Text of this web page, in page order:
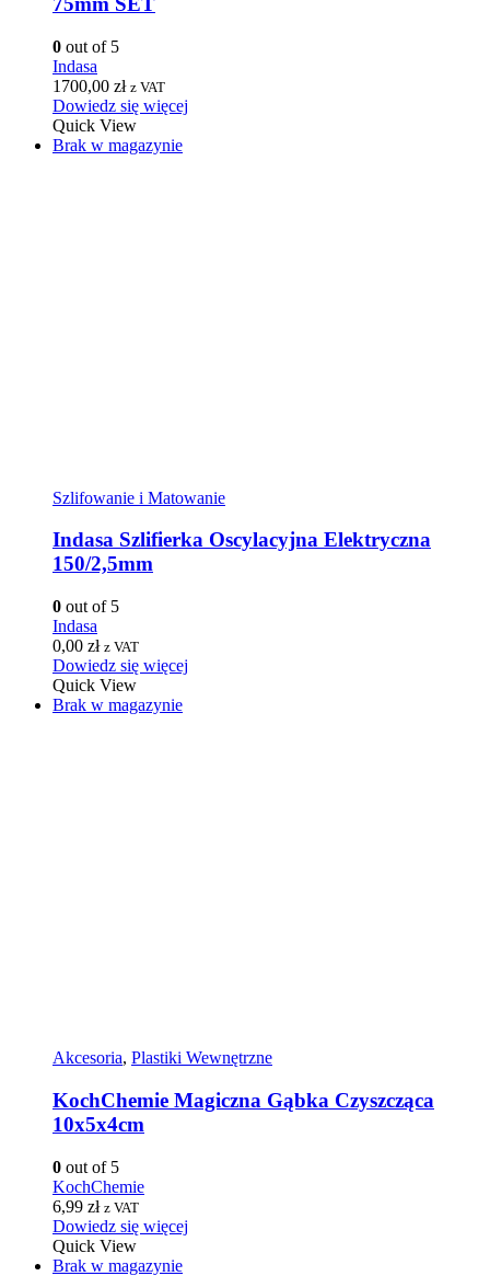
0 out of 5
Indasa
1700,00 zł z VAT
Dowiedz się więcej
Quick View
Brak w magazynie
Szlifowanie i Matowanie
Indasa Szlifierka Oscylacyjna Elektryczna
150/2,5mm
0 out of 5
Indasa
0,00 zł z VAT
Dowiedz się więcej
Quick View
Brak w magazynie
Akcesoria, Plastiki Wewnętrzne
KochChemie Magiczna Gąbka Czyszcząca
10x5x4cm
0 out of 5
KochChemie
6,99 zł z VAT
Dowiedz się więcej
Quick View
Brak w magazynie